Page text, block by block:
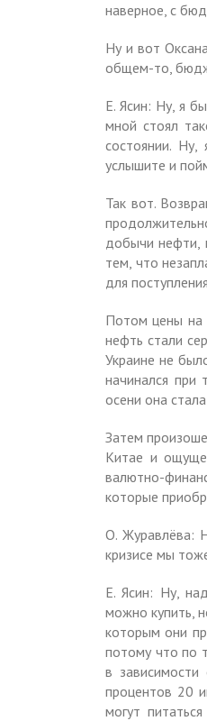
наверное, с
Ну и вот
общем-то,
Е. Ясин: Ну, я
мной стоял
состоянии.
услышите и
Так вот.
добычи нефти,
тем, что
для
Потом цены на
нефть стали
Украине не
начинался
осени она
Затем
Китае и
валютно-
которые
О. Журавлёва:
кризисе мы
Е. Ясин: Ну,
можно купить,
которым они
потому что по
в зависимости
процентов 20
могут